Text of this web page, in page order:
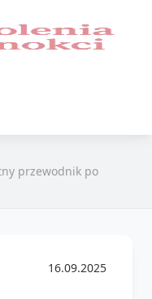
przewodnik po
16.09.2025